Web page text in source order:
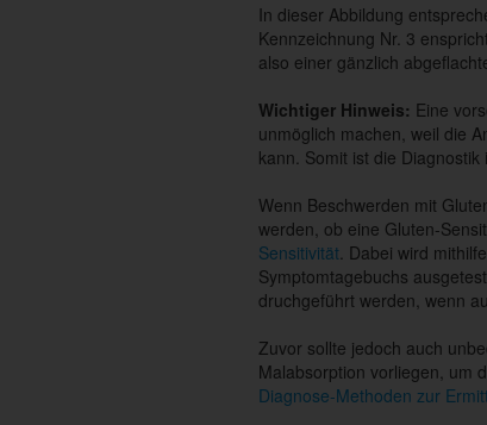
In dieser Abbildung
Kennzeichnung Nr. 3
also einer gänzlich
Wichtiger Hinweis: Eine
unmöglich machen, weil die
kann. Somit ist die
Wenn Beschwerden mit
werden, ob eine Gluten-
Sensitivität. Dabei wird
Symptomtagebuchs
druchgeführt werden, wenn
Zuvor sollte jedoch auch
Malabsorption vorliegen, um
Diagnose-Methoden zur